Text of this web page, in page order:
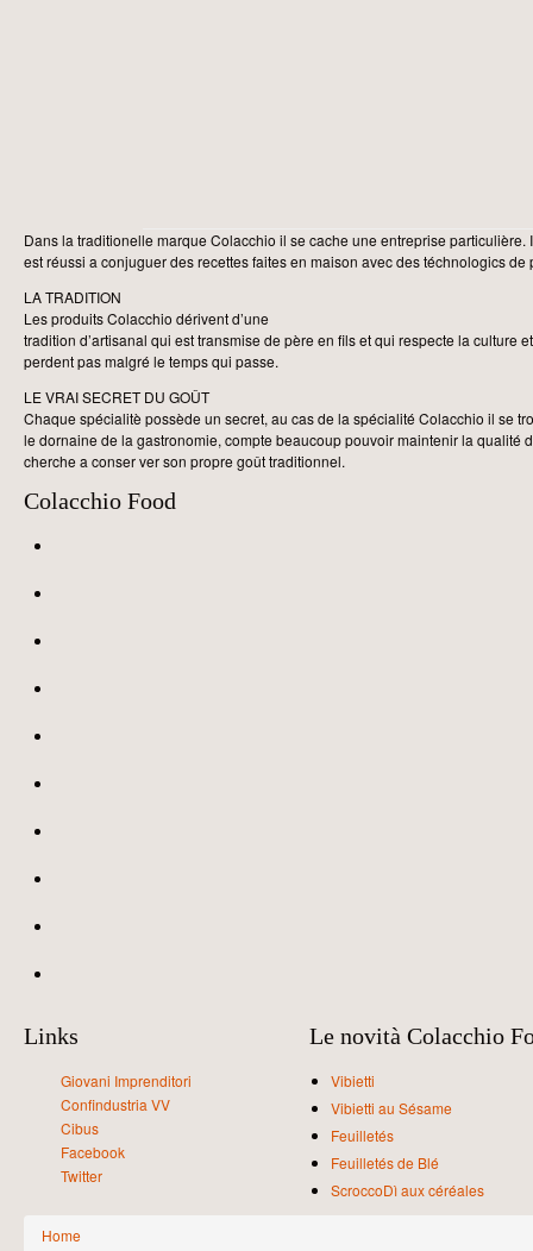
Dans la traditionelle marque Colacchio il se cache une entreprise particulière.
est réussi a conjuguer des recettes faites en maison avec des téchnologics
LA TRADITION
Les produits Colacchio dérivent d’une
tradition d’artisanal qui est transmise de père en fils et qui respecte la culture
perdent pas malgré le temps qui passe.
LE VRAI SECRET DU GOÛT
Chaque spécialitè possède un secret, au cas de la spécialité Colacchio il se
le dornaine de la gastronomie, compte beaucoup pouvoir maintenir la qualité
cherche a conser ver son propre goût traditionnel.
Colacchio Food
Links
Giovani Imprenditori
Confindustria VV
Cibus
Facebook
Twitter
Le novità Colacchio
Vibietti
Vibietti au Sésame
Feuilletés
Feuilletés de Blé
ScroccoDì aux céréales
You are here
Home